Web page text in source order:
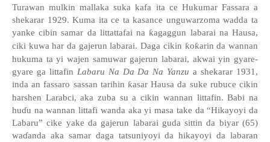
Turawan mulkin mallaka suka kafa ita ce Hukumar Fassara a
shekarar 1929.Kuma ita ce ta kasance unguwarzoma wadda ta
yanke cibin samar da littattafai na ƙagaggun labarai na Hausa,
ciki kuwa har da gajerun labarai. Daga cikin ƙoƙarin da wannan
hukuma ta yi wajen samuwar gajerun labarai, akwai yin gyare-
gyare ga littafin Labaru Na Da Da Na Yanzu a shekarar 1931,
inda an fassaro sassan tarihin ƙasar Hausa da suke rubuce cikin
harshen Larabci, aka zuba su a cikin wannan littafin. Babi na
huɗu na wannan littafi wanda aka yi masa take da “Hikayoyi da
Labaru” cike yake da gajerun labarai guda sittin da biyar (65)
waɗanda aka samar daga tatsuniyoyi da hikayoyi da labaran